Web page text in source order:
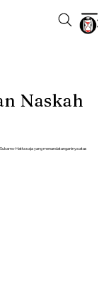
Naskah
Hatta saja yang menandatanganinya atas